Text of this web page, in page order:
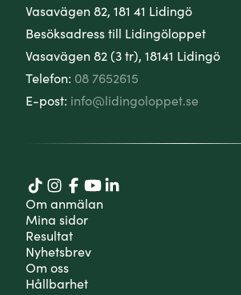
Vasavägen 82, 181 41 Lidingö
Besöksadress till Lidingöloppet
Vasavägen 82 (3 tr), 18141 Lidingö
Telefon: 08 7652615
E-post: info@lidingoloppet.se
Om anmälan
Mina sidor
Resultat
Nyhetsbrev
Om oss
Hållbarhet